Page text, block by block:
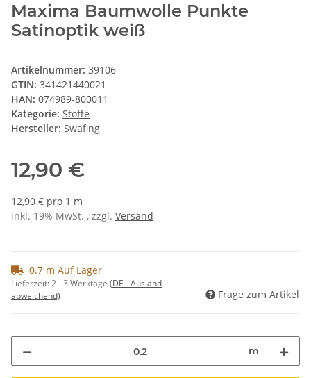
Maxima Baumwolle Punkte
Satinoptik weiß
Artikelnummer: 39106
GTIN: 341421440021
HAN: 074989-800011
Kategorie: Stoffe
Hersteller: Swafing
12,90 €
12,90 € pro 1 m
inkl. 19% MwSt. , zzgl. Versand
0.7 m Auf Lager
Lieferzeit:2 - 3 Werktage (DE - Ausland
abweichend)
Frage zum Artikel
m